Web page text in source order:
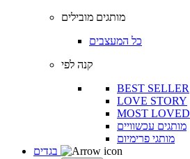
מותגים מובילים
כל המעצבים
קנה לפי
BEST SELLER
LOVE STORY
MOST LOVED
מותגים עכשוויים
מותגי פרימיום